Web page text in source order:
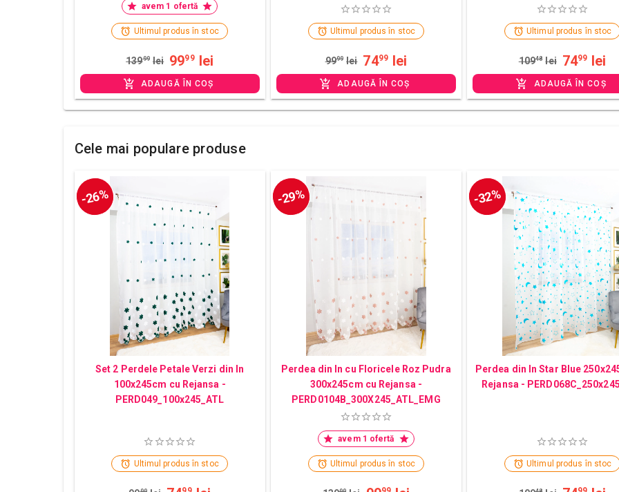
avem 1 ofertă
Ultimul produs în stoc
13999 lei 9999 lei
ADAUGĂ ÎN COȘ
Ultimul produs în stoc
9999 lei 7499 lei
ADAUGĂ ÎN COȘ
Ultimul produs în stoc
10948 lei 7499 lei
ADAUGĂ ÎN COȘ
Cele mai populare produse
-26%
Set 2 Perdele Petale Verzi din In
100x245cm cu Rejansa -
PERD049_100x245_ATL
Ultimul produs în stoc
-29%
Perdea din In cu Floricele Roz Pudra
300x245cm cu Rejansa -
PERD0104B_300X245_ATL_EMG
avem 1 ofertă
Ultimul produs în stoc
-32%
Perdea din In Star Blue
Rejansa -
Ultimul produs în stoc